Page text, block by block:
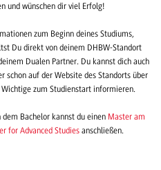
und wünschen dir viel Erfolg!
zum Beginn deines Studiums,
Du direkt von deinem DHBW-Standort
Dualen Partner. Du kannst dich auch
schon auf der Website des Standorts über
Wichtige zum Studienstart informieren.
dem Bachelor kannst du einen Master am
for Advanced Studies anschließen.